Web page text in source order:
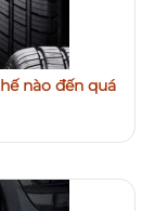
nào đến quá